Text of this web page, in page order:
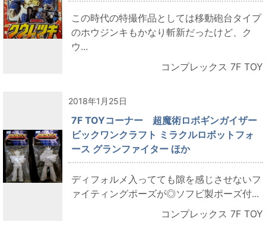
この時代の特撮作品としては移動砲台タイプ
のホウジンキもかなり斬新だったけど、ク
ウ...
コンプレックス 7F TOY
2018年1月25日
7F TOYコーナー 超魔術ロボギンガイザー
ビックワンクラフト ミラクルロボットフォ
ース グランファイター ほか
ディフォルメ入ってても隙を感じさせないフ
ァイティングポーズが◎ソフビ製ポーズ付...
コンプレックス 7F TOY